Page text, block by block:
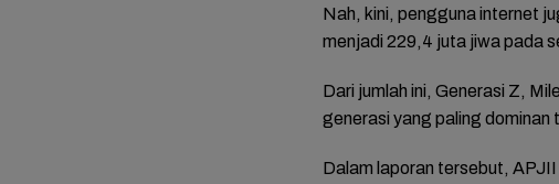
Nah, kini, pengguna internet
menjadi 229,4 juta jiwa pada
Dari jumlah ini, Generasi Z,
generasi yang paling dominan
Dalam laporan tersebut,